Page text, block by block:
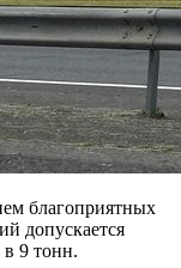
благоприятных
допускается
9 тонн.